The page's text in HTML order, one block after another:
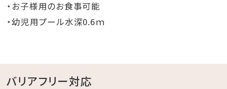
・お子様用のお食事可能
・幼児用プール水深0.6ｍ
バリアフリー対応